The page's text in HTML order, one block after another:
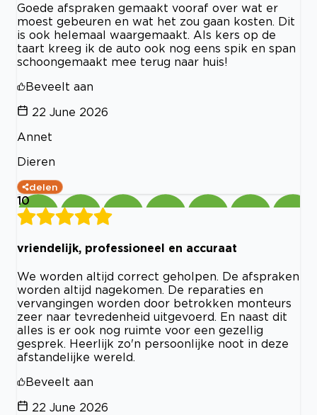
Goede afspraken gemaakt vooraf over wat er
moest gebeuren en wat het zou gaan kosten. Dit
is ook helemaal waargemaakt. Als kers op de
taart kreeg ik de auto ook nog eens spik en span
schoongemaakt mee terug naar huis!
Beveelt aan
22 June 2026
Annet
Dieren
delen
10
vriendelijk, professioneel en accuraat
We worden altijd correct geholpen. De afspraken
worden altijd nagekomen. De reparaties en
vervangingen worden door betrokken monteurs
zeer naar tevredenheid uitgevoerd. En naast dit
alles is er ook nog ruimte voor een gezellig
gesprek. Heerlijk zo'n persoonlijke noot in deze
afstandelijke wereld.
Beveelt aan
22 June 2026